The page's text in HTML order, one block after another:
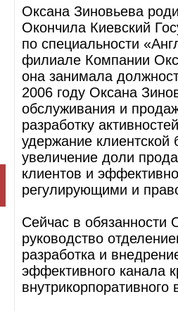
Оксана Зиновьева
Окончила Киевский
по специальности
филиале Компании
она занимала
2006 году Оксана
обслуживания и
разработку
удержание
увеличение доли
клиентов и
регулирующими и
Сейчас в обязанности
руководство
разработка и
эффективного канала
внутрикорпоративного